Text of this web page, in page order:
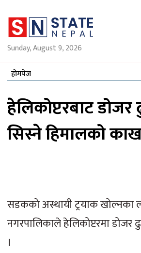
Sunday, August 9, 2026
होमपेज
हेलिकोप्टरबाट डोजर
सिस्ने हिमालको
सडकको अस्थायी ट्रयाक खोल्नका
नगरपालिकाले हेलिकोप्टरमा डोजर
।